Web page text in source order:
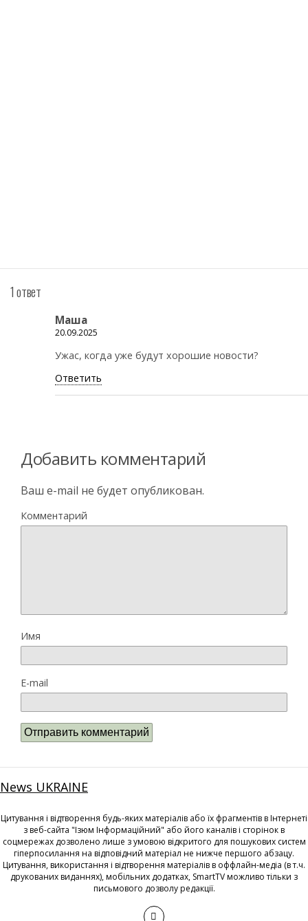
1 ответ
Маша
20.09.2025
Ужас, когда уже будут хорошие новости?
Ответить
Добавить комментарий
Ваш e-mail не будет опубликован.
Комментарий
Имя
E-mail
News UKRAINE
Цитування і відтворення будь-яких матеріалів або їх фрагментів в Інтернеті
з веб-сайта "Ізюм Інформаційний" або його каналів і сторінок в
соцмережах дозволено лише з умовою відкритого для пошукових систем
гіперпосилання на відповідний матеріал не нижче першого абзацу.
Цитування, використання і відтворення матеріалів в оффлайн-медіа (в т.ч.
друкованих виданнях), мобільних додатках, SmartTV можливо тільки з
письмового дозволу редакції.